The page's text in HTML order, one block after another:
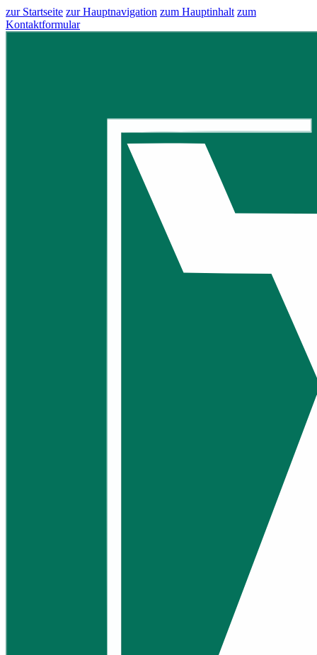
zur Startseite zur Hauptnavigation zum Hauptinhalt zum
Kontaktformular